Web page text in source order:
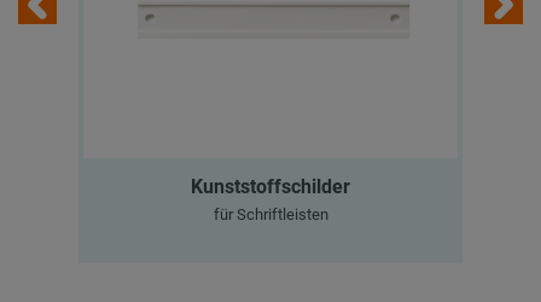
Kunststoffschilder
für Schriftleisten